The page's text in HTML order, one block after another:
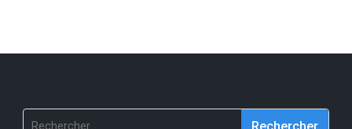
Rechercher :